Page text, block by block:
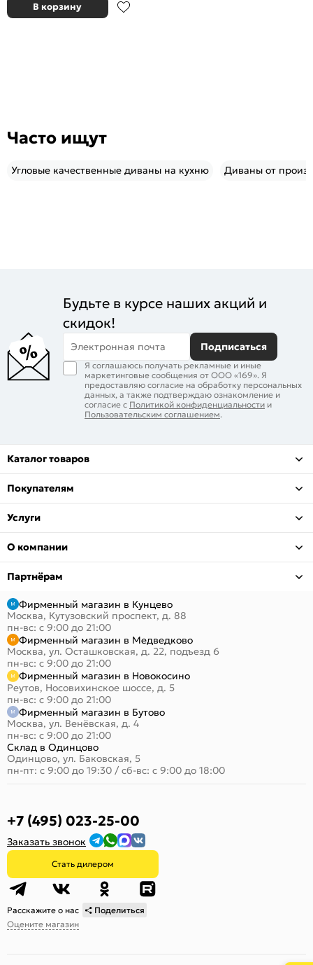
В корзину
Часто ищут
Угловые качественные диваны на кухню Диваны от
Будьте в курсе наших акций и
скидок!
Электронная почта Подписаться
Я соглашаюсь получать рекламные и иные
маркетинговые сообщения от ООО «169». Я
предоставляю согласие на обработку персональных
данных, а также подтверждаю ознакомление и
согласие с Политикой конфиденциальности и
Пользовательским соглашением.
Каталог товаров
Покупателям
Услуги
О компании
Партнёрам
Фирменный магазин в Кунцево
Москва, Кутузовский проспект, д. 88
пн-вс: с 9:00 до 21:00
Фирменный магазин в Медведково
Москва, ул. Осташковская, д. 22, подъезд 6
пн-вс: с 9:00 до 21:00
Фирменный магазин в Новокосино
Реутов, Носовихинское шоссе, д. 5
пн-вс: с 9:00 до 21:00
Фирменный магазин в Бутово
Москва, ул. Венёвская, д. 4
пн-вс: с 9:00 до 21:00
Склад в Одинцово
Одинцово, ул. Баковская, 5
пн-пт: с 9:00 до 19:30 / сб-вс: с 9:00 до 18:00
+7 (495) 023-25-00
Заказать звонок
Стать дилером
Расскажите о нас
Поделиться
Оцените магазин